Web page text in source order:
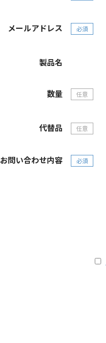
メールアドレス 必須
製品名
数量 任意
代替品 任意
お問い合わせ内容 必須